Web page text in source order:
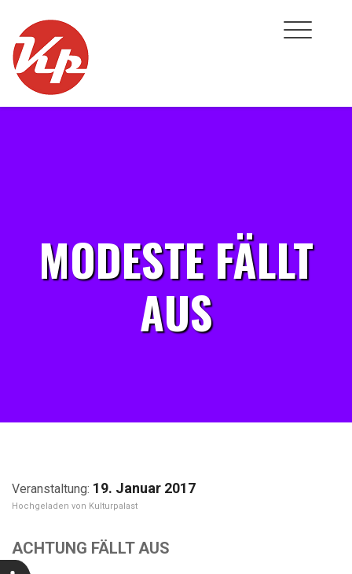
content
MODESTE FÄLLT
AUS
19. Januar 2017
Kulturpalast
ACHTUNG FÄLLT AUS